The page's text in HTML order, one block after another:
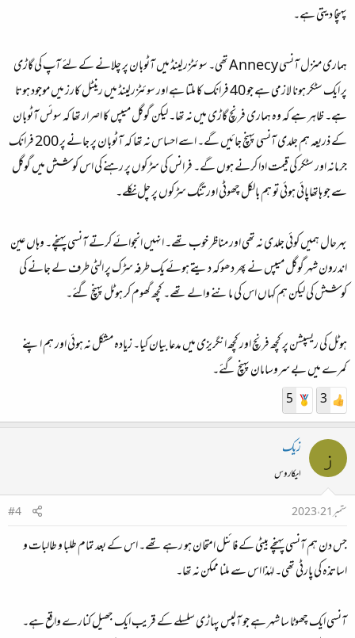
پہنچا دیتی ہے۔
ہماری منزل آنسی Annecy تھی۔ سوئٹزرلینڈ میں آٹوبان پر چلانے کے لئے آپ کی گاڑی
پر ایک سٹکر ہونا لازمی ہے جو 40 فرانک کا ملتا ہے اور سوئٹزرلینڈ میں رینٹل کارز میں موجود ہوتا
ہے۔ ظاہر ہے کہ وہ ہماری فرنچ گاڑی میں نہ تھا۔ لیکن گوگل میپس کا اصرار تھا کہ سوئس آٹوبان
کے ذریعہ ہم جلدی آنسی پہنچ جائیں گے۔ اسے احساس نہ تھا کہ آٹوبان پر جانے پر 200 فرانک
جرمانہ اور سٹکر کی قیمت ادا کرنے ہوں گے۔ فرانس کی سڑکوں پر رہنے کی اس کوشش میں گوگل
سے جو ہاتھاپائی ہوئی تو ہم بالکل چھوٹی اور تنگ سڑکوں پر چل نکلے۔
بہرحال ہمیں کوئی جلدی نہ تھی اور مناظر خوب تھے۔ انہیں انجوائے کرتے آنسی پہنچے۔ وہاں عین
اندرون شہر گوگل میپس نے پھر دھوکہ دیتے ہوئے یک طرفہ سڑک پر الٹی طرف لے جانے کی
کوشش کی لیکن ہم کہاں اس کی ماننے والے تھے۔ کچھ گھوم کر ہوٹل پہنچ گئے۔
ہوٹل کی ریسپشن پر کچھ فرنچ اور کچھ انگریزی میں مدعا بیان کیا۔ زیادہ مشکل نہ ہوئی اور ہم اپنے
کمرے میں بے سروسامان پہنچ گئے۔
3
5
ز زیک
ایکاروس
ستمبر 21، 2023
#4
جس دن ہم آنسی پہنچے بیٹی کے فائنل امتحان ہو رہے تھے۔ اس کے بعد تمام طلبا و طالبات و
اساتذہ کی پارٹی تھی۔ لہٰذا اس سے ملنا ممکن نہ تھا۔
آنسی ایک چھوٹا سا شہر ہے جو آلپس پہاڑی سلسلے کے قریب ایک جھیل کنارے واقع ہے۔